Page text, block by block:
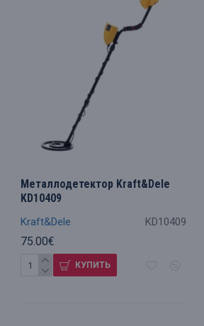
Kraft&Dele KD10409
Металлодетектор Kraft&Dele
KD10409
75.00€
КУПИТЬ